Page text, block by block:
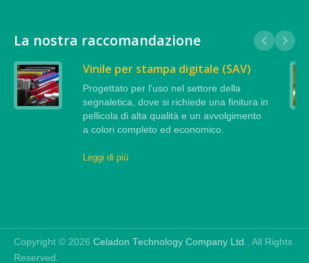
La nostra raccomandazione
Vinile per stampa digitale (SAV)
Progettato per l'uso nel settore della
segnaletica, dove si richiede una finitura in
pellicola di alta qualità e un avvolgimento
a colori completo ed economico.
Leggi di più
Copyright © 2026 Celadon Technology Company Ltd.
. All Rights
Reserved.